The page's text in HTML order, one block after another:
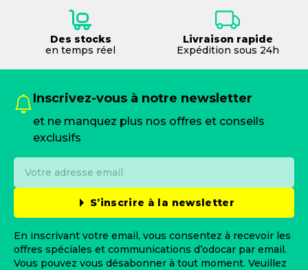
Des stocks
en temps réel
Livraison rapide
Expédition sous 24h
Inscrivez-vous à notre newsletter
et ne manquez plus nos offres et conseils
exclusifs
S’inscrire à la newsletter
En inscrivant votre email, vous consentez à recevoir les
offres spéciales et communications d’odocar par email.
Vous pouvez vous désabonner à tout moment. Veuillez